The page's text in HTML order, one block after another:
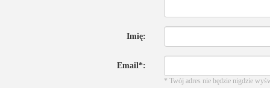
Imię:
Email*:
* Twój adres nie będzie nigdzie